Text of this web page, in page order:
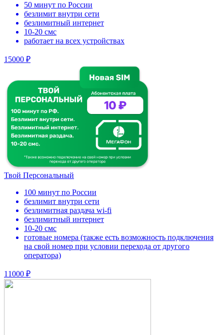
50 минут по России
безлимит внутри сети
безлимитный интернет
10-20 смс
работает на всех устройствах
15000 ₽
Твой Персональный
100 минут по России
безлимит внутри сети
безлимитная раздача wi-fi
безлимитный интернет
10-20 смс
готовые номера (также есть возможность подключения
на свой номер при условии перехода от другого
оператора)
11000 ₽